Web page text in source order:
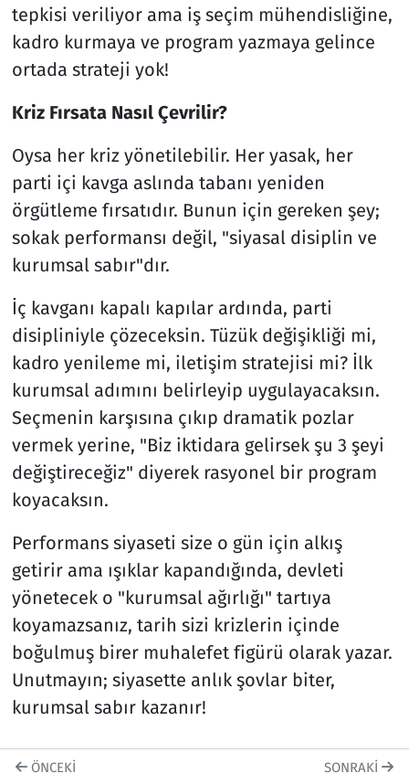
tepkisi veriliyor ama iş seçim mühendisliğine,
kadro kurmaya ve program yazmaya gelince
ortada strateji yok!
Kriz Fırsata Nasıl Çevrilir?
Oysa her kriz yönetilebilir. Her yasak, her
parti içi kavga aslında tabanı yeniden
örgütleme fırsatıdır. Bunun için gereken şey;
sokak performansı değil, "siyasal disiplin ve
kurumsal sabır"dır.
İç kavganı kapalı kapılar ardında, parti
disipliniyle çözeceksin. Tüzük değişikliği mi,
kadro yenileme mi, iletişim stratejisi mi? İlk
kurumsal adımını belirleyip uygulayacaksın.
Seçmenin karşısına çıkıp dramatik pozlar
vermek yerine, "Biz iktidara gelirsek şu 3 şeyi
değiştireceğiz" diyerek rasyonel bir program
koyacaksın.
Performans siyaseti size o gün için alkış
getirir ama ışıklar kapandığında, devleti
yönetecek o "kurumsal ağırlığı" tartıya
koyamazsanız, tarih sizi krizlerin içinde
boğulmuş birer muhalefet figürü olarak yazar.
Unutmayın; siyasette anlık şovlar biter,
kurumsal sabır kazanır!
ÖNCEKI SONRAKI